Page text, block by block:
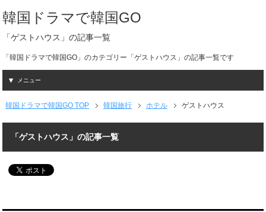
韓国ドラマで韓国GO
「ゲストハウス」の記事一覧
「韓国ドラマで韓国GO」のカテゴリー「ゲストハウス」の記事一覧です
メニュー
韓国ドラマで韓国GO TOP 韓国旅行 ホテル ゲストハウス
「ゲストハウス」の記事一覧